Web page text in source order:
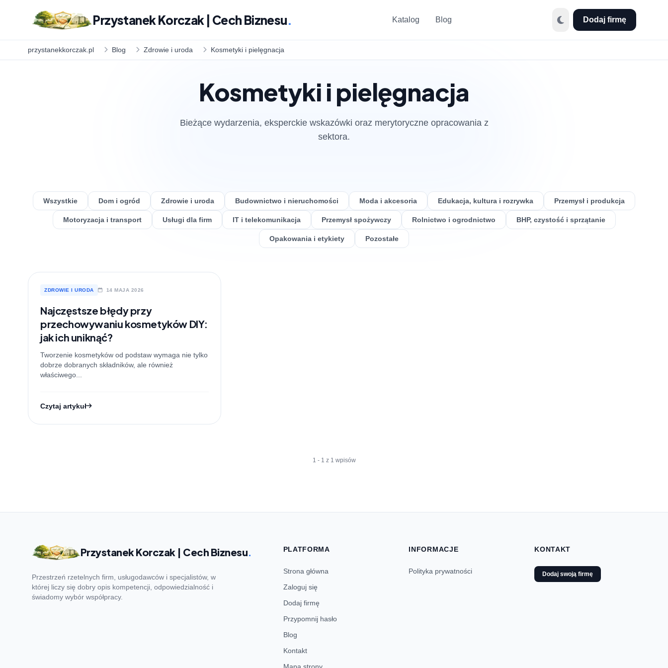
Przystanek Korczak | Cech Biznesu. Katalog Blog Dodaj firmę
przystanekkorczak.pl Blog Zdrowie i uroda Kosmetyki i pielęgnacja
Kosmetyki i pielęgnacja
Bieżące wydarzenia, eksperckie wskazówki oraz merytoryczne opracowania z
sektora.
Wszystkie Dom i ogród Zdrowie i uroda Budownictwo i nieruchomości Moda i akcesoria Edukacja, kultura i rozrywka Przemysł i produkcja
Motoryzacja i transport Usługi dla firm IT i telekomunikacja Przemysł spożywczy Rolnictwo i ogrodnictwo BHP, czystość i sprzątanie
Opakowania i etykiety Pozostałe
ZDROWIE I URODA 14 MAJA 2026
Najczęstsze błędy przy
przechowywaniu kosmetyków DIY:
jak ich uniknąć?
Tworzenie kosmetyków od podstaw wymaga nie tylko
dobrze dobranych składników, ale również
właściwego...
Czytaj artykuł
1 - 1 z 1 wpisów
Przystanek Korczak | Cech Biznesu.
Przestrzeń rzetelnych firm, usługodawców i specjalistów, w
której liczy się dobry opis kompetencji, odpowiedzialność i
świadomy wybór współpracy.
PLATFORMA
Strona główna
Zaloguj się
Dodaj firmę
Przypomnij hasło
Blog
Kontakt
INFORMACJE
Polityka prywatności
KONTAKT
Dodaj swoją firmę